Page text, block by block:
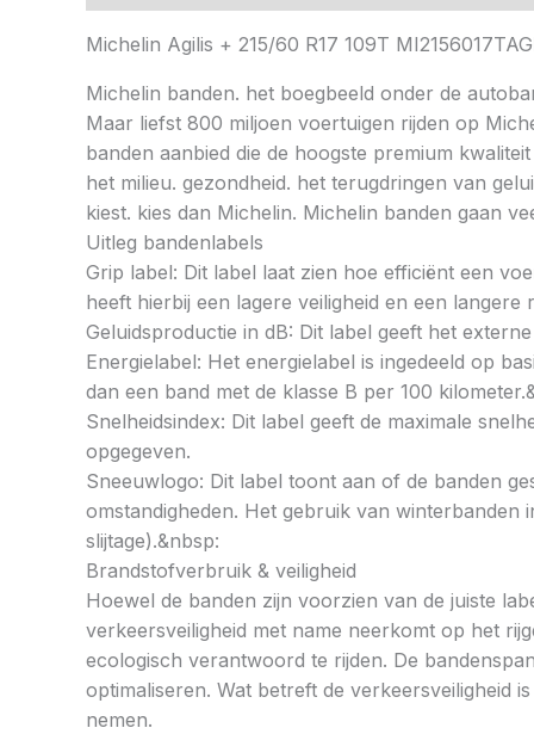
Michelin Agilis + 215/60 R17 109T
Michelin banden. het boegbeeld onder de
Maar liefst 800 miljoen voertuigen rijden op
banden aanbied die de hoogste premium
het milieu. gezondheid. het terugdringen van
kiest. kies dan Michelin. Michelin banden gaan
Uitleg bandenlabels
Grip label: Dit label laat zien hoe efficiënt een
heeft hierbij een lagere veiligheid en een langere
Geluidsproductie in dB: Dit label geeft het
Energielabel: Het energielabel is ingedeeld op
dan een band met de klasse B per 100
Snelheidsindex: Dit label geeft de maximale
opgegeven.
Sneeuwlogo: Dit label toont aan of de banden
omstandigheden. Het gebruik van winterbanden
slijtage).&nbsp:
Brandstofverbruik & veiligheid
Hoewel de banden zijn voorzien van de juiste
verkeersveiligheid met name neerkomt op het
ecologisch verantwoord te rijden. De
optimaliseren. Wat betreft de verkeersveiligheid
nemen.